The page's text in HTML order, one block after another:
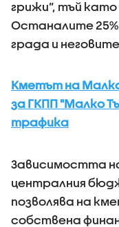
грижи”, тъй
Останалите
града и
Кметът на
за ГКПП "Малко
трафика
Зависимостта
централния
позволява на
собствена